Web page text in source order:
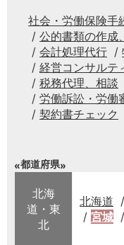
社会・労働保険手
公的書類の作成
会計処理代行
経営コンサルテ
税務代理、相談
労働訴訟・労働
契約書チェック
都道府県
北海
道・東
北
北海道
宮城